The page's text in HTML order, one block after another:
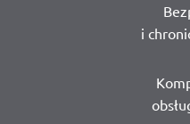
i